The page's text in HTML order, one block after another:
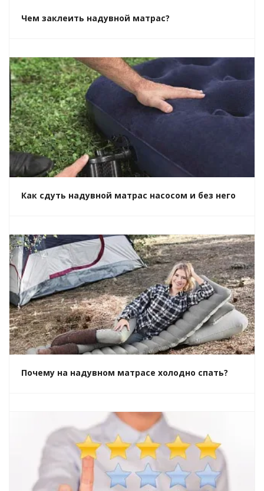
Чем заклеить надувной матрас?
Как сдуть надувной матрас насосом и без него
Почему на надувном матрасе холодно спать?